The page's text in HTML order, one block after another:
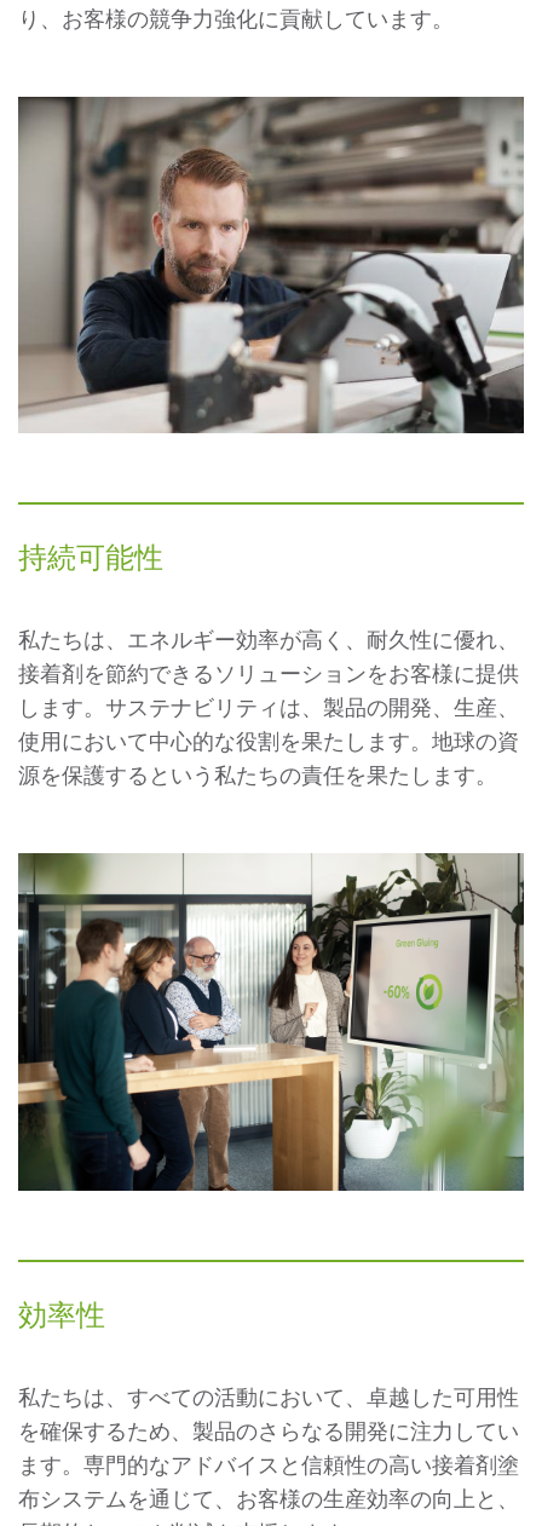
り、お客様の競争力強化に貢献しています。
持続可能性
私たちは、エネルギー効率が高く、耐久性に優れ、
接着剤を節約できるソリューションをお客様に提供
します。サステナビリティは、製品の開発、生産、
使用において中心的な役割を果たします。地球の資
源を保護するという私たちの責任を果たします。
効率性
私たちは、すべての活動において、卓越した可用性
を確保するため、製品のさらなる開発に注力してい
ます。専門的なアドバイスと信頼性の高い接着剤塗
布システムを通じて、お客様の生産効率の向上と、